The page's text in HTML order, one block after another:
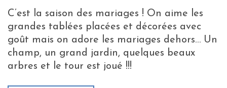
C’est la saison des mariages ! On aime les
grandes tablées placées et décorées avec
goût mais on adore les mariages dehors… Un
champ, un grand jardin, quelques beaux
arbres et le tour est joué !!!